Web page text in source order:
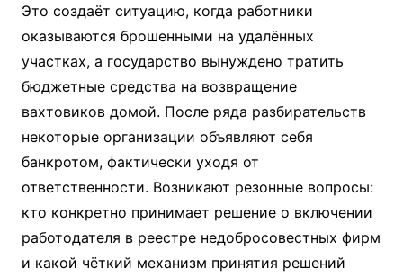
Это создаёт ситуацию, когда работники
оказываются брошенными на удалённых
участках, а государство вынуждено тратить
бюджетные средства на возвращение
вахтовиков домой. После ряда разбирательств
некоторые организации объявляют себя
банкротом, фактически уходя от
ответственности. Возникают резонные вопросы:
кто конкретно принимает решение о включении
работодателя в реестре недобросовестных фирм
и какой чёткий механизм принятия решений